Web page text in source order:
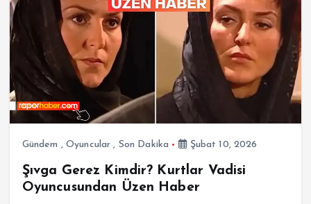
Gündem , Oyuncular , Son Dakika Şubat 10, 2026
Şıvga Gerez Kimdir? Kurtlar Vadisi
Oyuncusundan Üzen Haber